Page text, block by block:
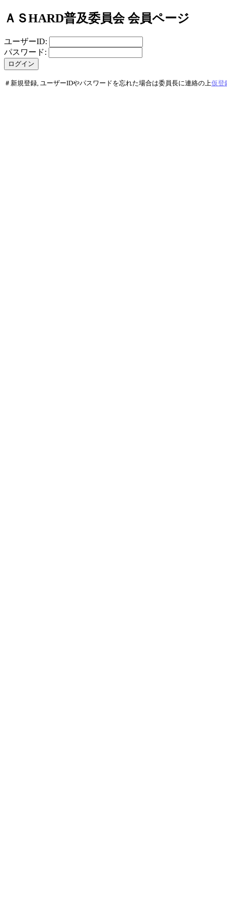
ＡＳHARD普及委員会 会員ページ
ユーザーID:
パスワード:
＃新規登録, ユーザーIDやパスワードを忘れた場合は委員長に連絡の上仮登